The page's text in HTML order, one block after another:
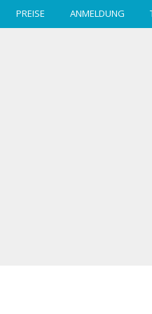
PREISE ANMELDUNG